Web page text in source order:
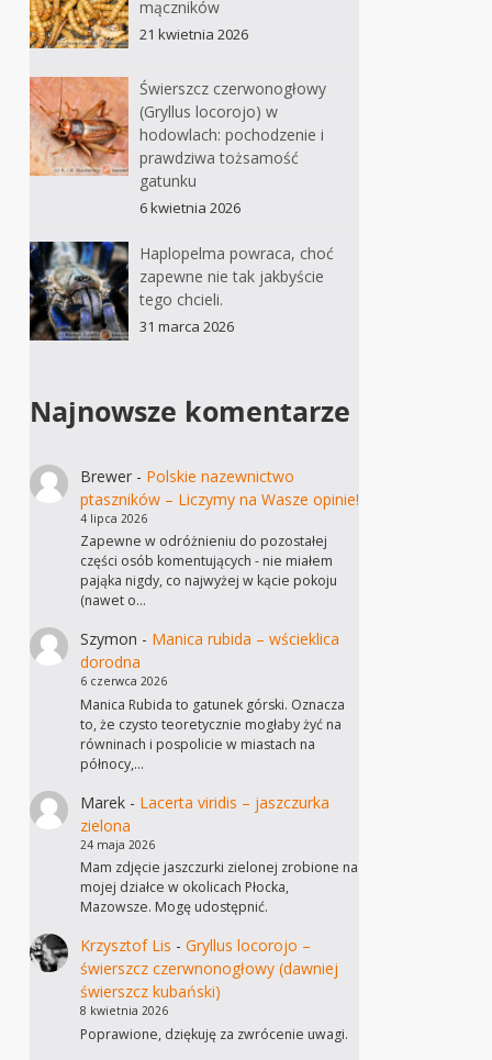
mączników
21 kwietnia 2026
Świerszcz czerwonogłowy
(Gryllus locorojo) w
hodowlach: pochodzenie i
prawdziwa tożsamość
gatunku
6 kwietnia 2026
Haplopelma powraca, choć
zapewne nie tak jakbyście
tego chcieli.
31 marca 2026
Najnowsze komentarze
Brewer- Polskie nazewnictwo
ptaszników – Liczymy na Wasze opinie!
4 lipca 2026
Zapewne w odróżnieniu do pozostałej
części osób komentujących - nie miałem
pająka nigdy, co najwyżej w kącie pokoju
(nawet o…
Szymon - Manica rubida – wścieklica
dorodna
6 czerwca 2026
Manica Rubida to gatunek górski. Oznacza
to, że czysto teoretycznie mogłaby żyć na
równinach i pospolicie w miastach na
północy,…
Marek- Lacerta viridis – jaszczurka
zielona
24 maja 2026
Mam zdjęcie jaszczurki zielonej zrobione na
mojej działce w okolicach Płocka,
Mazowsze. Mogę udostępnić.
Krzysztof Lis - Gryllus locorojo –
świerszcz czerwnonogłowy (dawniej
świerszcz kubański)
8 kwietnia 2026
Poprawione, dziękuję za zwrócenie uwagi.